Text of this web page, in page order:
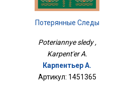
Потерянные Следы
Poteriannye sledy ,
Karpent'er A.
Карпентьер А.
Артикул: 1451365